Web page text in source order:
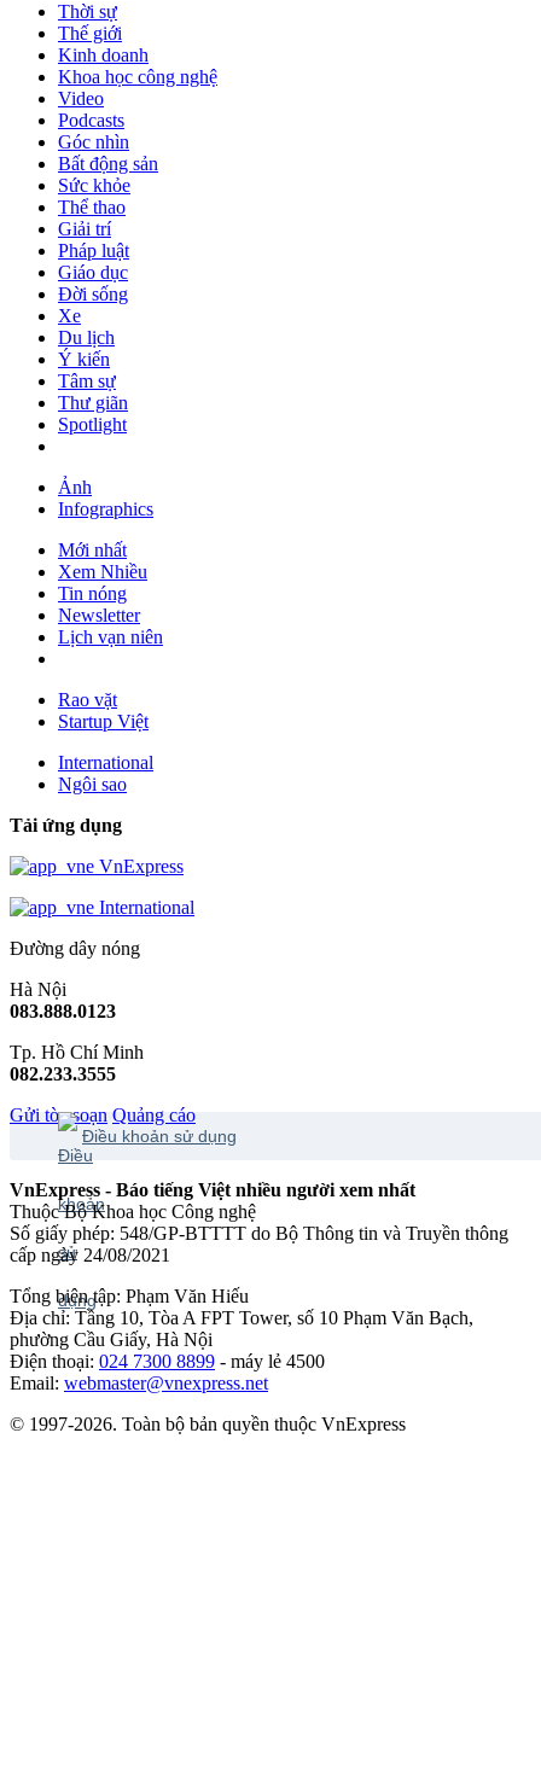
Thời sự
Thế giới
Kinh doanh
Khoa học công nghệ
Video
Podcasts
Góc nhìn
Bất động sản
Sức khỏe
Thể thao
Giải trí
Pháp luật
Giáo dục
Đời sống
Xe
Du lịch
Ý kiến
Tâm sự
Thư giãn
Spotlight
Ảnh
Infographics
Mới nhất
Xem Nhiều
Tin nóng
Newsletter
Lịch vạn niên
Rao vặt
Startup Việt
International
Ngôi sao
Tải ứng dụng
VnExpress
International
Đường dây nóng
Hà Nội
083.888.0123
Tp. Hồ Chí Minh
082.233.3555
Gửi tòa soạn Quảng cáo
Điều khoản sử dụng
VnExpress - Báo tiếng Việt nhiều người xem nhất
Thuộc Bộ Khoa học Công nghệ
Số giấy phép: 548/GP-BTTTT do Bộ Thông tin và Truyền thông
cấp ngày 24/08/2021
Tổng biên tập: Phạm Văn Hiếu
Địa chỉ: Tầng 10, Tòa A FPT Tower, số 10 Phạm Văn Bạch,
phường Cầu Giấy, Hà Nội
Điện thoại: 024 7300 8899 - máy lẻ 4500
Email: webmaster@vnexpress.net
© 1997-2026. Toàn bộ bản quyền thuộc VnExpress